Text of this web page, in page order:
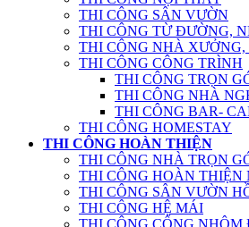
THI CÔNG SÂN VƯỜN
THI CÔNG TỪ ĐƯỜNG,
THI CÔNG NHÀ
THI CÔNG CÔNG TRÌNH
THI CÔNG TRỌN
THI CÔNG NHÀ
THI CÔNG BAR-
THI CÔNG HOMESTAY
THI CÔNG HOÀN THIỆN
THI CÔNG NHÀ TRỌN
THI CÔNG HOÀN THIỆN
THI CÔNG SÂN VƯỜN
THI CÔNG HỆ MÁI
THI CÔNG CỔNG NHÔM